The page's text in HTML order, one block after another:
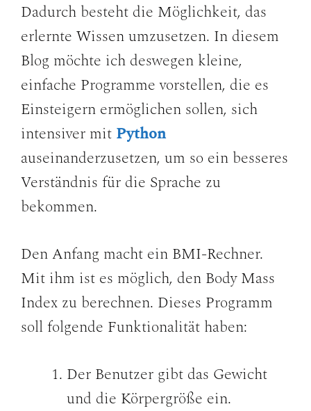
Dadurch besteht die Möglichkeit, das
erlernte Wissen umzusetzen. In diesem
Blog möchte ich deswegen kleine,
einfache Programme vorstellen, die es
Einsteigern ermöglichen sollen, sich
intensiver mit Python
auseinanderzusetzen, um so ein besseres
Verständnis für die Sprache zu
bekommen.
Den Anfang macht ein BMI-Rechner.
Mit ihm ist es möglich, den Body Mass
Index zu berechnen. Dieses Programm
soll folgende Funktionalität haben:
Der Benutzer gibt das Gewicht
und die Körpergröße ein.